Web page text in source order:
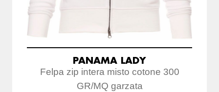
PANAMA LADY
Felpa zip intera misto cotone 300
GR/MQ garzata